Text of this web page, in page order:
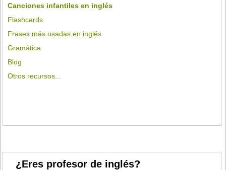
Canciones infantiles en inglés
Flashcards
Frases más usadas en inglés
Gramática
Blog
Otros recursos...
¿Eres profesor de inglés?